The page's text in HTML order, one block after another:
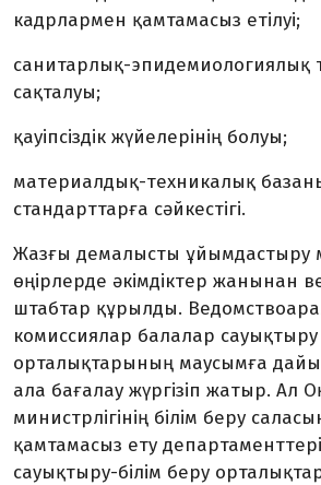
кадрлармен қамтамасыз етілуі;
⁠санитарлық-эпидемиологиялық
сақталуы;
қауіпсіздік жүйелерінің болуы;
материалдық-техникалық
стандарттарға сәйкестігі.
Жазғы демалысты ұйымдастыру
өңірлерде әкімдіктер жанынан
штабтар құрылды.
комиссиялар балалар сауықтыру
орталықтарының маусымға
ала бағалау жүргізіп жатыр. Ал
министрлігінің білім беру
қамтамасыз ету
сауықтыру-білім беру